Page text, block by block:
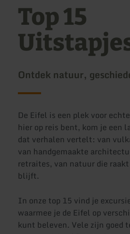
Top 15
Ontdek natuur,
De Eifel is een plek voor
hier op reis bent, kom je een
dat verhalen vertelt: van
van handgemaakte
retraites, van natuur die
blijft.
In onze top 15 vind je
waarmee je de Eifel op
kunt beleven. Vele zijn goed